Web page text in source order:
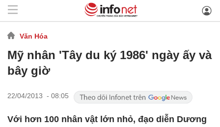
Văn Hóa
Mỹ nhân 'Tây du ký 1986' ngày ấy và
bây giờ
22/04/2013 - 08:05
Với hơn 100 nhân vật lớn nhỏ, đạo diễn Dương